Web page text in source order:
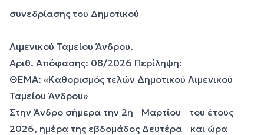
συνεδρίασης του Δημοτικού
Λιμενικού Ταμείου Άνδρου.
Αριθ. Απόφασης: 08/2026 Περίληψη:
ΘΕΜΑ: «Καθορισμός τελών Δημοτικού Λιμενικού
Ταμείου Άνδρου»
Στην Άνδρο σήμερα την 2η Μαρτίου του έτους
2026, ημέρα της εβδομάδος Δευτέρα και ώρα